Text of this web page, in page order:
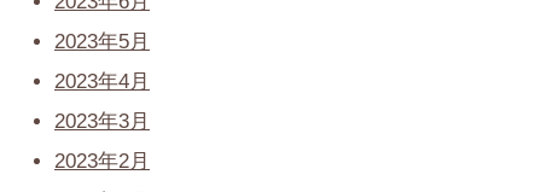
2023年5月
2023年4月
2023年3月
2023年2月